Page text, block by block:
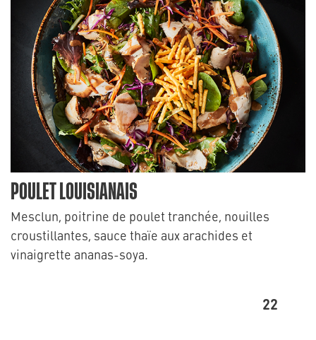
POULET LOUISIANAIS
Mesclun, poitrine de poulet tranchée, nouilles
croustillantes, sauce thaïe aux arachides et
vinaigrette ananas-soya.
22